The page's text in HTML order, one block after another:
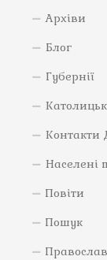
Архіви
Блог
Губернії
Контакти
Населені
Повіти
Пошук